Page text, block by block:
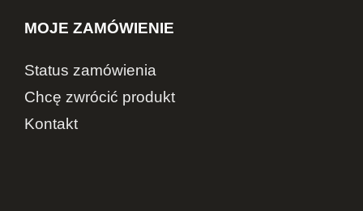
MOJE ZAMÓWIENIE
Status zamówienia
Chcę zwrócić produkt
Kontakt